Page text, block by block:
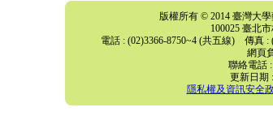
版權所有 © 2014 臺灣大
100025 臺北
電話 : (02)3366-8750~4 (共五線) 傳真 :
網頁
聯絡電話 :
更新日期
隱私權及資訊安全